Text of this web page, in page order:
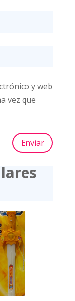
y web
vez que
Enviar